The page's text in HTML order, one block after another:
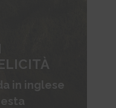
in inglese